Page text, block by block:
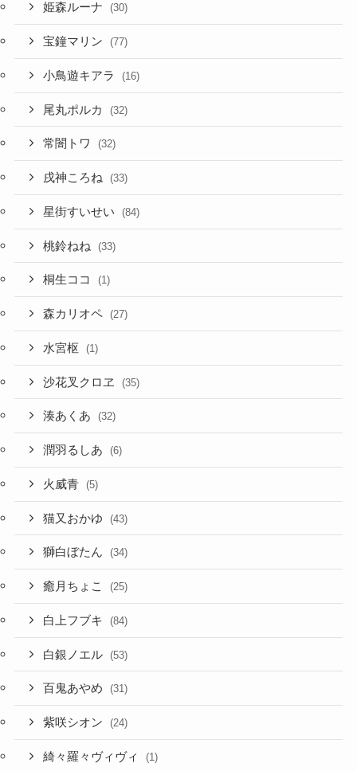
姫森ルーナ (30)
宝鐘マリン (77)
小鳥遊キアラ (16)
尾丸ポルカ (32)
常闇トワ (32)
戌神ころね (33)
星街すいせい (84)
桃鈴ねね (33)
桐生ココ (1)
森カリオペ (27)
水宮枢 (1)
沙花叉クロヱ (35)
湊あくあ (32)
潤羽るしあ (6)
火威青 (5)
猫又おかゆ (43)
獅白ぼたん (34)
癒月ちょこ (25)
白上フブキ (84)
白銀ノエル (53)
百鬼あやめ (31)
紫咲シオン (24)
綺々羅々ヴィヴィ (1)